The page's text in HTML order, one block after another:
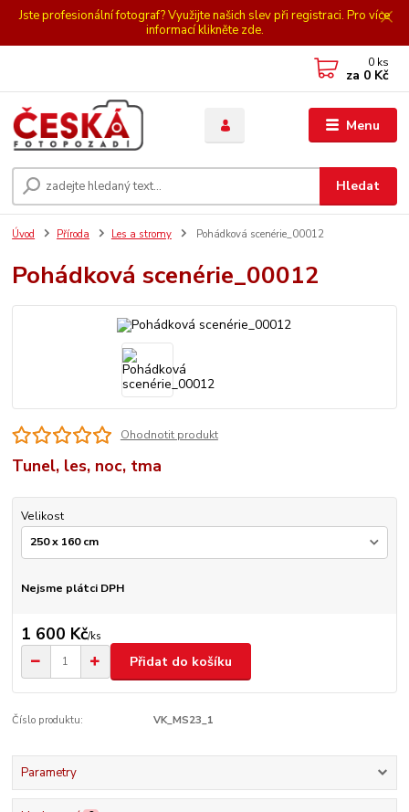
Jste profesionální fotograf? Využijte našich slev při registraci. Pro více
informací klikněte zde.
Menu
Hledat
0 ks
za 0 Kč
Úvod Příroda Les a stromy Pohádková scenérie_00012
Pohádková scenérie_00012
Ohodnotit produkt
Tunel, les, noc, tma
Velikost
Nejsme plátci DPH
1 600 Kč/ks
Přidat do košíku
Číslo produktu: VK_MS23_1
Parametry